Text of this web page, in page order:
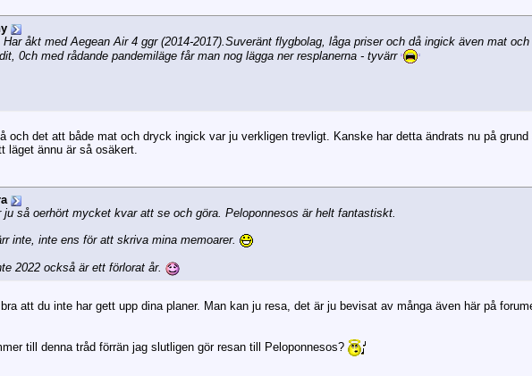
åkt med Aegean Air 4 ggr (2014-2017).Suveränt flygbolag, låga priser och då ingick även mat och
0ch med rådande pandemiläge får man nog lägga ner resplanerna - tyvärr
och det att både mat och dryck ingick var ju verkligen trevligt. Kanske har detta ändrats nu på grund
läget ännu är så osäkert.
så oerhört mycket kvar att se och göra. Peloponnesos är helt fantastiskt.
inte, inte ens för att skriva mina memoarer.
2022 också är ett förlorat år.
att du inte har gett upp dina planer. Man kan ju resa, det är ju bevisat av många även här på
till denna tråd förrän jag slutligen gör resan till Peloponnesos?